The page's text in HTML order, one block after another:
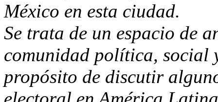
México en esta ciudad.
Se trata de un espacio de
comunidad política, social
propósito de discutir